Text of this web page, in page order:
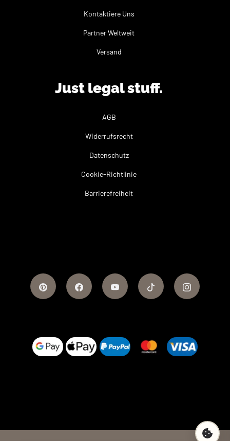
Kontaktiere Uns
Partner Weltweit
Versand
Just legal stuff.
AGB
Widerrufsrecht
Datenschutz
Cookie-Richtlinie
Barrierefreiheit